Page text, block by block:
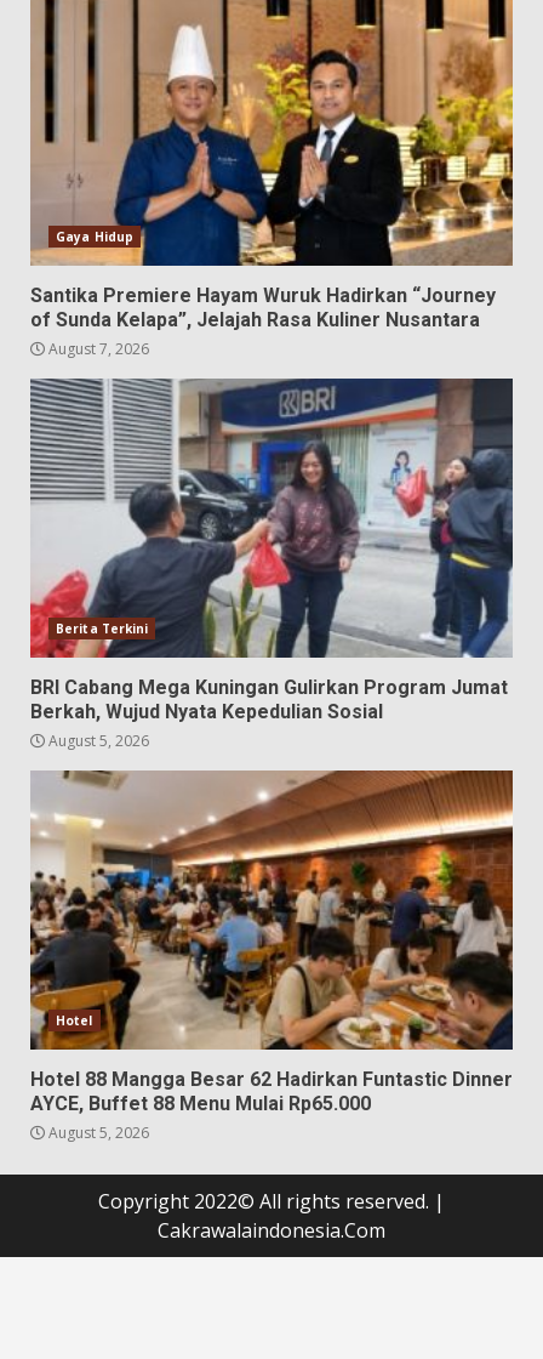
Gaya Hidup
Santika Premiere Hayam Wuruk Hadirkan “Journey
of Sunda Kelapa”, Jelajah Rasa Kuliner Nusantara
August 7, 2026
Berita Terkini
BRI Cabang Mega Kuningan Gulirkan Program Jumat
Berkah, Wujud Nyata Kepedulian Sosial
August 5, 2026
Hotel
Hotel 88 Mangga Besar 62 Hadirkan Funtastic Dinner
AYCE, Buffet 88 Menu Mulai Rp65.000
August 5, 2026
Copyright 2022© All rights reserved. |
Cakrawalaindonesia.Com